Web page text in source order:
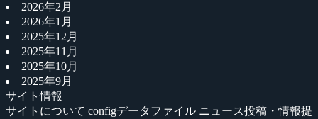
2026年2月
2026年1月
2025年12月
2025年11月
2025年10月
2025年9月
サイト情報
サイトについて configデータファイル ニュース投稿・情報提